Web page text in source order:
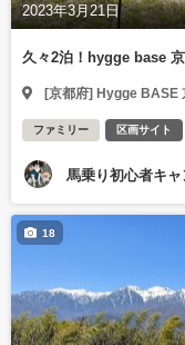
2023年3月21日
久々2泊！hygge base
[京都府] Hygge BASE
ファミリー 区画サイト
馬乗り初心者キャ
18